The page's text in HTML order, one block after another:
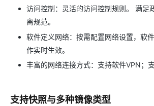
访问控制：灵活的访问控制规则。 满足
离规范。
软件定义网络：按需配置网络设置，软
作实时生效。
丰富的网络连接方式：支持软件VPN；
支持快照与多种镜像类型